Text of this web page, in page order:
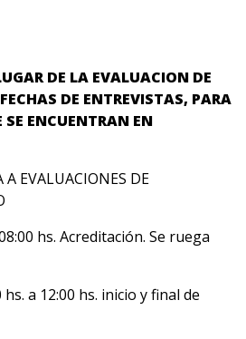
DE LA EVALUACION DE
DE ENTREVISTAS, PARA
SE ENCUENTRAN EN
A EVALUACIONES DE
hs. Acreditación. Se ruega
hs. inicio y final de